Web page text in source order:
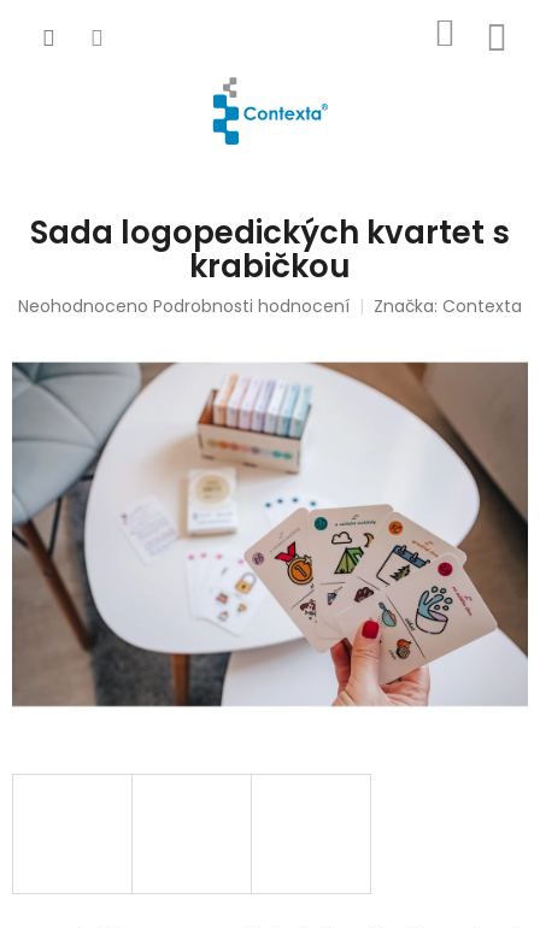
KOŠÍK
Sada logopedických kvartet s
krabičkou
Průměrné
je
0,0
5
hvězdiček.
Neohodnoceno Podrobnosti hodnocení Značka: Contexta